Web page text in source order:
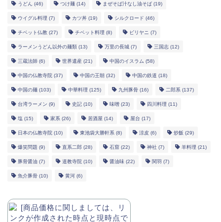
うどん (46) つけ麺 (14) まぜそば汁なし油そば (19)
ウイグル料理 (7) カツ丼 (19) シルクロード (46)
チベット仏教 (27) チベット料理 (8) ビリヤニ (7)
ラーメンうどん以外の麺類 (13) 万里の長城 (7) 三国志 (12)
三蔵法師 (6) 世界遺産 (21) 中国のイスラム (58)
中国の仏教寺院 (37) 中国の王朝 (32) 中国の鉄道 (18)
中国の麺 (103) 中華料理 (125) 九州豚骨 (16) 二郎系 (137)
台湾ラーメン (9) 史記 (10) 味噌 (23) 四川料理 (11)
塩 (15) 家系 (26) 居酒屋 (14) 屋台 (17)
日本の仏教寺院 (10) 東池袋大勝軒系 (8) 涼皮 (6) 炒飯 (29)
爆笑問題 (9) 直系二郎 (28) 石窟 (22) 神社 (7) 羊料理 (21)
豚骨醤油 (7) 道教寺院 (10) 醤油味 (22) 関羽 (7)
魚介豚骨 (10) 黄河 (6)